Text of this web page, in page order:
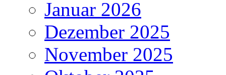
Januar 2026
Dezember 2025
November 2025